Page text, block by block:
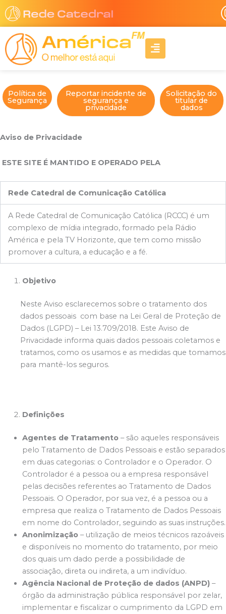
para
o
conteúdo
A
l
-
r
Política de
Segurança
Reportar incidente de
segurança e
privacidade
Solicitação do
titular de
dados
Aviso de Privacidade
ESTE SITE É MANTIDO E OPERADO PELA
Rede Catedral de Comunicação Católica
A Rede Catedral de Comunicação Católica (RCCC) é um
complexo de mídia integrado, formado pela Rádio
América e pela TV Horizonte, que tem como missão
promover a cultura, a educação e a fé.
Objetivo
Neste Aviso esclarecemos sobre o tratamento dos
dados pessoais com base na Lei Geral de Proteção de
Dados (LGPD) – Lei 13.709∕2018. Este Aviso de
Privacidade informa quais dados pessoais coletamos e
tratamos, como os usamos e as medidas que tomamos
para mantê-los seguros.
Definições
Agentes de Tratamento– são aqueles responsáveis
pelo Tratamento de Dados Pessoais e estão separados
em duas categorias: o Controlador e o Operador. O
Controlador é a pessoa ou a empresa responsável
pelas decisões referentes ao Tratamento de Dados
Pessoais. O Operador, por sua vez, é a pessoa ou a
empresa que realiza o Tratamento de Dados Pessoais
em nome do Controlador, seguindo as suas instruções.
Anonimização– utilização de meios técnicos razoáveis
e disponíveis no momento do tratamento, por meio
dos quais um dado perde a possibilidade de
associação, direta ou indireta, a um indivíduo.
Agência Nacional de Proteção de dados (ANPD)–
órgão da administração pública responsável por zelar,
implementar e fiscalizar o cumprimento da LGPD em